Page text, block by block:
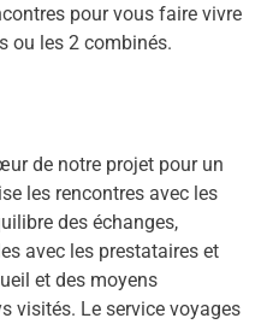
pour vous faire vivre
ou les 2 combinés.
de notre projet pour un
les rencontres avec les
des échanges,
avec les prestataires et
et des moyens
visités. Le service voyages